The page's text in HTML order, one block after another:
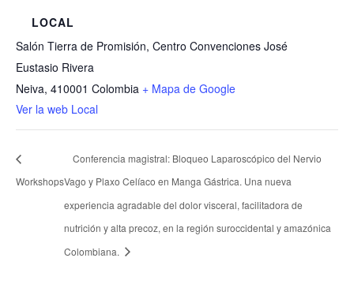
LOCAL
Salón Tierra de Promisión, Centro Convenciones José
Eustasio Rivera
Neiva, 410001 Colombia + Mapa de Google
Ver la web Local
Workshops
Conferencia magistral: Bloqueo Laparoscópico del Nervio
Vago y Plaxo Celíaco en Manga Gástrica. Una nueva
experiencia agradable del dolor visceral, facilitadora de
nutrición y alta precoz, en la región suroccidental y amazónica
Colombiana.